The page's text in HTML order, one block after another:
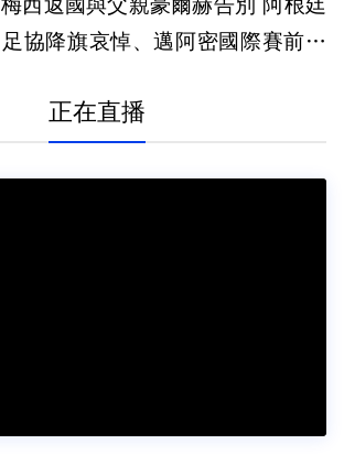
梅西返國與父親豪爾赫告別 阿根廷
足協降旗哀悼、邁阿密國際賽前默
正在直播